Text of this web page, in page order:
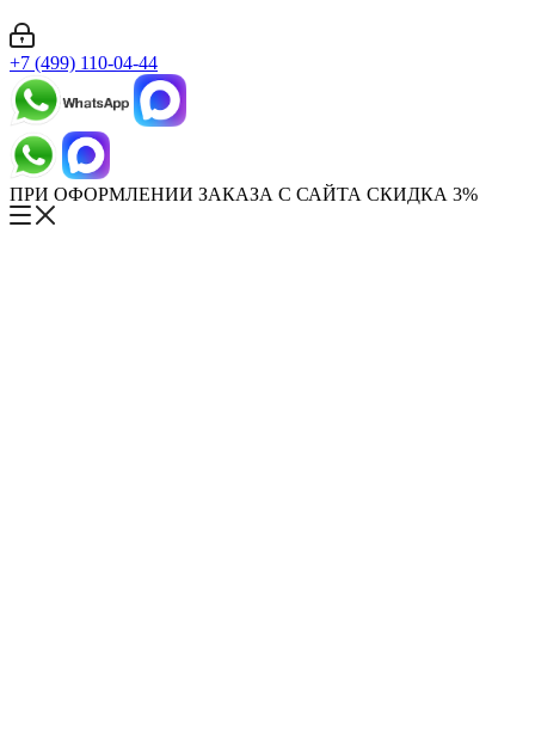
+7 (499) 110-04-44
ПРИ ОФОРМЛЕНИИ ЗАКАЗА С САЙТА СКИДКА 3%